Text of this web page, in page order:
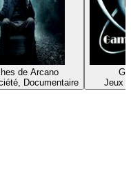
de Arcano
Documentaire
Jeux